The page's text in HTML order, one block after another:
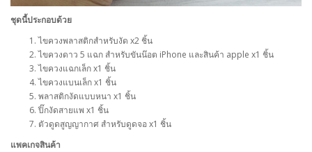
ชุดนี้ประกอบด้วย
ไขควงพลาสติกสำหรับงัด x2 ชิ้น
ไขควงดาว 5 แฉก สำหรับขันน๊อต iPhone และสินค้า apple x1 ชิ้น
ไขควงแฉกเล็ก x1 ชิ้น
ไขควงแบนเล็ก x1 ชิ้น
พลาสติกงัดแบบหนา x1 ชิ้น
ปิ๊กงัดสายแพ x1 ชิ้น
ตัวดูดสูญญากาศ สำหรับดูดจอ x1 ชิ้น
แพคเกจสินค้า